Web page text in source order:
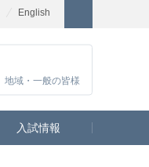
English
地域・一般の皆様
入試情報